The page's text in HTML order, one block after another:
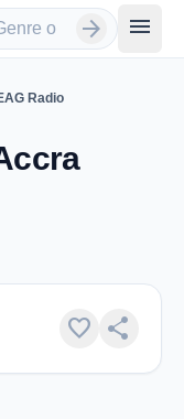
arrow_forward menu
Radio
favorite share